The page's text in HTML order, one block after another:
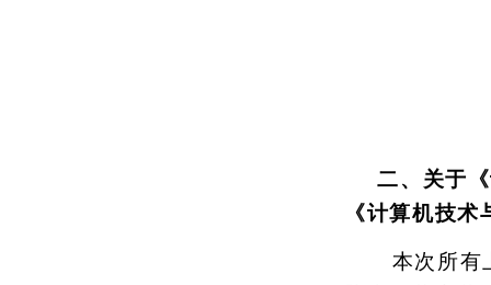
二、关于
《计算机技
本次所有